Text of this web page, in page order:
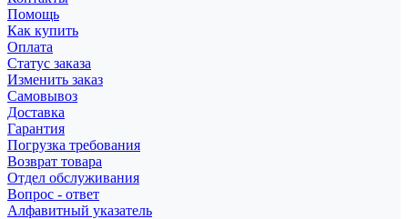
Помощь
Как купить
Оплата
Статус заказа
Изменить заказ
Самовывоз
Доставка
Гарантия
Погрузка требования
Возврат товара
Отдел обслуживания
Вопрос - ответ
Алфавитный указатель